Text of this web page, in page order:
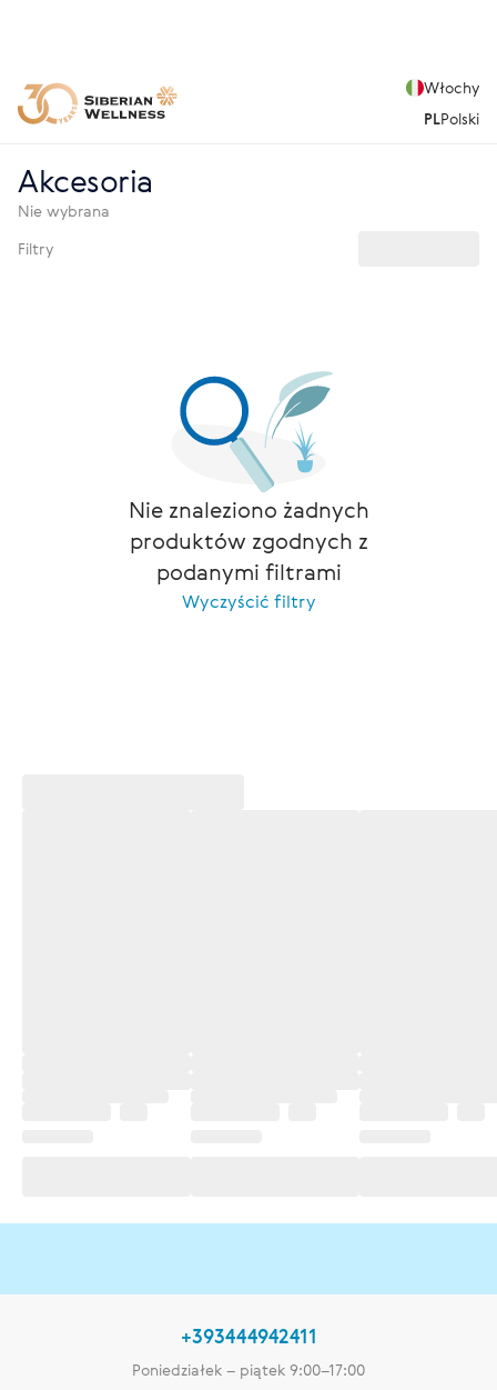
Włochy
PLPolski
Akcesoria
Nie wybrana
Filtry
Nie znaleziono żadnych
produktów zgodnych z
podanymi filtrami
Wyczyścić filtry
+393444942411
Poniedziałek – piątek 9:00–17:00